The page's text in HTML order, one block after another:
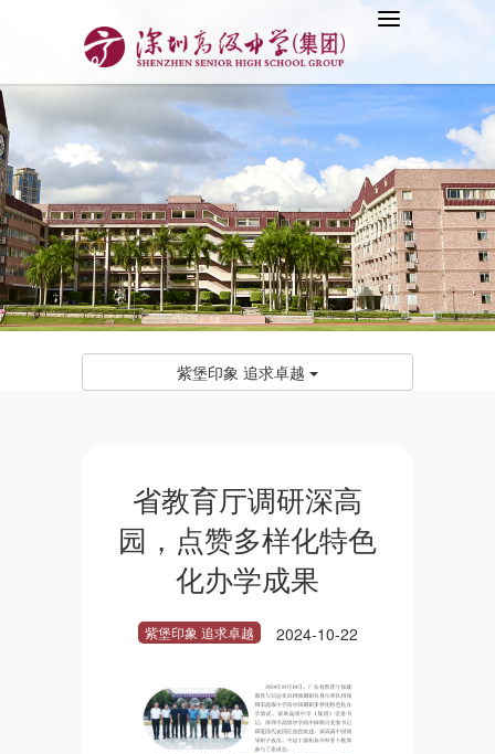
紫堡印象 追求卓越
省教育厅调研深高
园，点赞多样化特色
化办学成果
紫堡印象 追求卓越 2024-10-22